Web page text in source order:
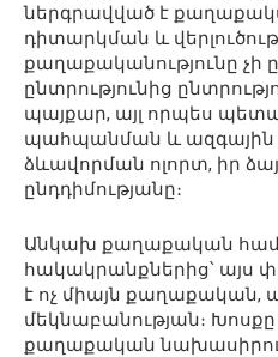
ներգրավված է
դիտարկման և
քաղաքականությունը չի
ընտրությունից
պայքար, այլ որպես
պահպանման և
ձևավորման ոլորտ, իր
ընդդիմությանը։
Անկախ քաղաքական
հակակրանքներից՝ այս
է ոչ միայն քաղաքական,
մեկնաբանության։
քաղաքական